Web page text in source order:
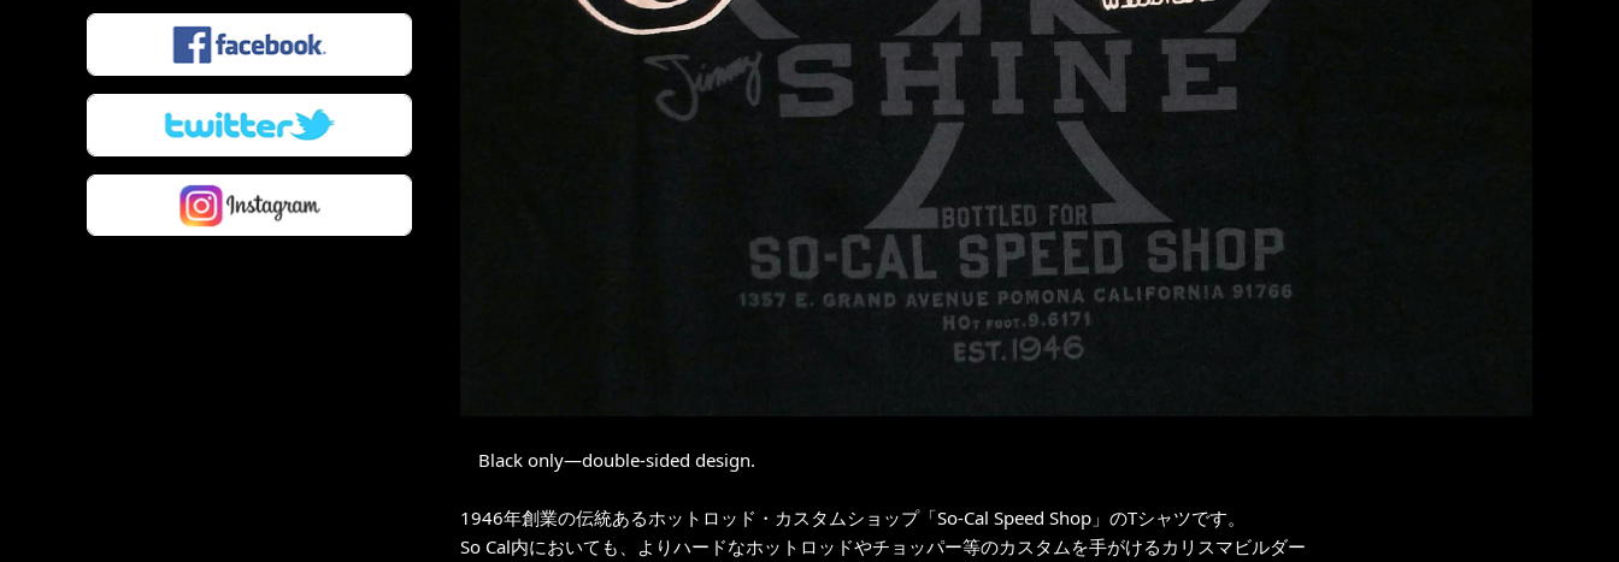
Black only—double-sided design.
1946年創業の伝統あるホットロッド・カスタムショップ「So-Cal Speed Shop」のTシャツです。
So Cal内においても、よりハードなホットロッドやチョッパー等のカスタムを手がけるカリスマビルダー